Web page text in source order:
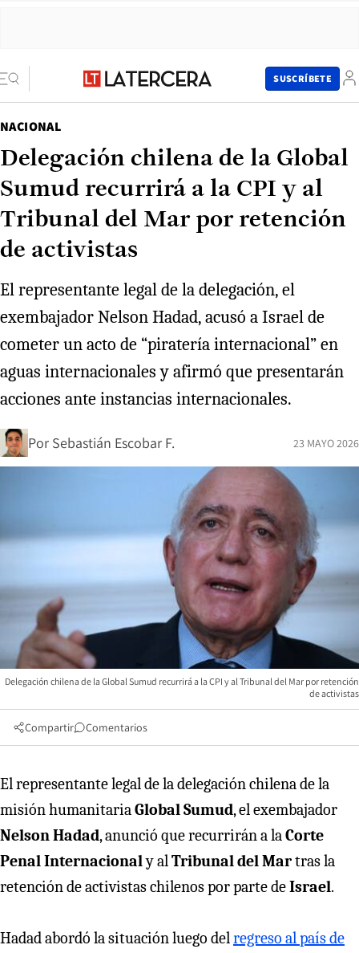
SUSCRÍBETE
NACIONAL
Delegación chilena de la Global
Sumud recurrirá a la CPI y al
Tribunal del Mar por retención
de activistas
El representante legal de la delegación, el
exembajador Nelson Hadad, acusó a Israel de
cometer un acto de “piratería internacional” en
aguas internacionales y afirmó que presentarán
acciones ante instancias internacionales.
Por Sebastián Escobar F. 23 MAYO 2026
Delegación chilena de la Global Sumud recurrirá a la CPI y al Tribunal del Mar por retención
de activistas
Compartir Comentarios
El representante legal de la delegación chilena de la
misión humanitariaGlobal Sumud, el exembajador
Nelson Hadad, anunció que recurrirán a laCorte
Penal Internacionaly alTribunal del Martras la
retención de activistas chilenos por parte deIsrael.
Hadad abordó la situación luego delregreso al país de